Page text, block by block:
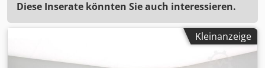
Diese Inserate könnten Sie auch interessieren.
Kleinanzeige